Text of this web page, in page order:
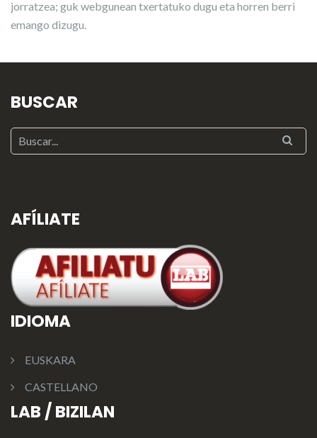
jorratzea; guk webgunean txertatuko dugu eta horren berri
emango dizugu.
BUSCAR
AFÍLIATE
IDIOMA
EUSKARA
CASTELLANO
LAB / BIZILAN